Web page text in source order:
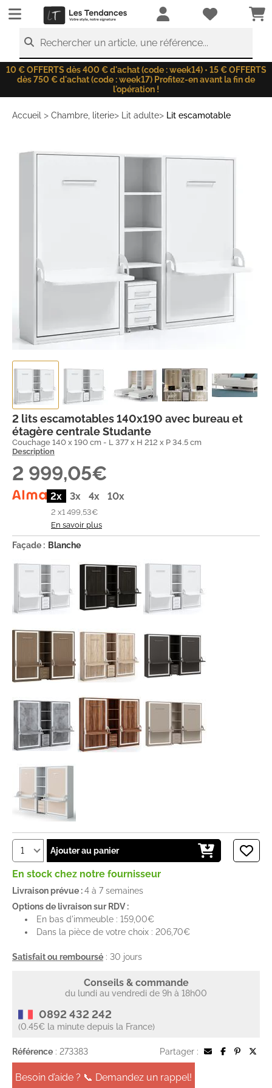
LesTendances.fr
Rechercher un article, une référence...
10 € OFFERTS dès 400 € d'achat (code : week14) • 15 € OFFERTS
dès 750 € d'achat (code : week17) Profitez-en avant la fin de
l'opération !
Accueil > Chambre, literie> Lit adulte> Lit escamotable
2 lits escamotables 140x190 avec bureau et
étagère centrale Studante
Couchage 140 x 190 cm - L 377 x H 212 x P 34.5 cm
Description
2 999,05€
2x 3x 4x 10x
2 x1 499,53€
En savoir plus
Façade : Blanche
Ajouter au panier
En stock chez notre fournisseur
Livraison prévue :4 à 7 semaines
Options de livraison sur RDV :
En bas d'immeuble : 159,00€
Dans la pièce de votre choix : 206,70€
Satisfait ou remboursé : 30 jours
Conseils & commande
du lundi au vendredi de 9h à 18h00
0892 432 242
(0.45€ la minute depuis la France)
Référence : 273383 Partager :
Besoin d’aide ? 📞 Demandez un rappel!